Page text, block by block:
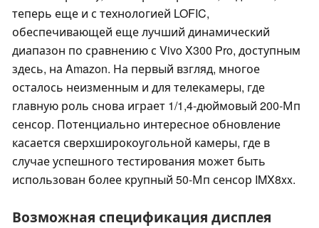
теперь еще и с технологией LOFIC,
обеспечивающей еще лучший динамический
диапазон по сравнению с Vivo X300 Pro, доступным
здесь, на Amazon. На первый взгляд, многое
осталось неизменным и для телекамеры, где
главную роль снова играет 1/1,4-дюймовый 200-Мп
сенсор. Потенциально интересное обновление
касается сверхширокоугольной камеры, где в
случае успешного тестирования может быть
использован более крупный 50-Мп сенсор IMX8xx.
Возможная спецификация дисплея